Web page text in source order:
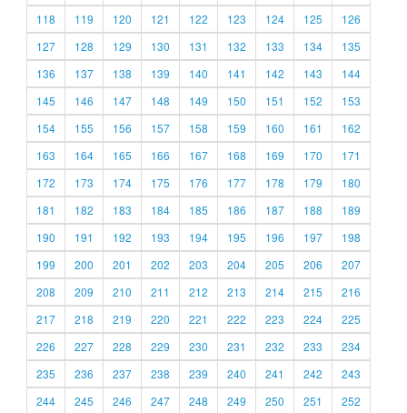
118
119 120 121 122 123 124 125
126
127
128 129 130 131 132 133 134
135
136
137 138 139 140 141 142 143
144
145
146 147 148 149 150 151 152
153
154
155 156 157 158 159 160 161
162
163
164 165 166 167 168 169 170
171
172
173 174 175 176 177 178 179
180
181
182 183 184 185 186 187 188
189
190
191 192 193 194 195 196 197
198
199
200 201 202 203 204 205 206
207
208
209 210 211 212 213 214 215
216
217
218 219 220 221 222 223 224
225
226
227 228 229 230 231 232 233
234
235
236 237 238 239 240 241 242
243
244
245 246 247 248 249 250 251
252